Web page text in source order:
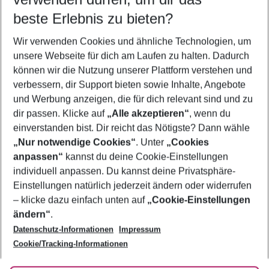
5-8 Nächte
2 Erwachsene Keine Kinder
Mehr Filter anzeigen
Footer
Footer navigation
Über uns
AGB
Bestpreisgarantie
Cookie-Einstellungen ändern
Cookie-Richtlinie
Agenturbetreuung
Barrierefreies Reisen
Folge uns
beste Erlebnis zu bieten?
Wir verwenden Cookies und ähnliche Technologien, um
unsere Webseite für dich am Laufen zu halten. Dadurch
können wir die Nutzung unserer Plattform verstehen und
verbessern, dir Support bieten sowie Inhalte, Angebote
und Werbung anzeigen, die für dich relevant sind und zu
dir passen. Klicke auf „Alle akzeptieren“, wenn du
einverstanden bist. Dir reicht das Nötigste? Dann wähle
„Nur notwendige Cookies“. Unter „Cookies
anpassen“ kannst du deine Cookie-Einstellungen
individuell anpassen. Du kannst deine Privatsphäre-
Einstellungen natürlich jederzeit ändern oder widerrufen
– klicke dazu einfach unten auf „Cookie-Einstellungen
ändern“.
Datenschutz-Informationen
Impressum
Cookie/Tracking-Informationen